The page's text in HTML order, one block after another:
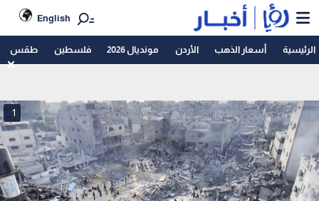
English
الرئيسية أسعار الذهب الأردن مونديال 2026 فلسطين طقس
1